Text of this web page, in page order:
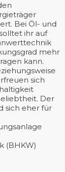
Bei Öl- und
ihr auf
mehr
kann.
sich
Der
sich eher für
(BHKW)